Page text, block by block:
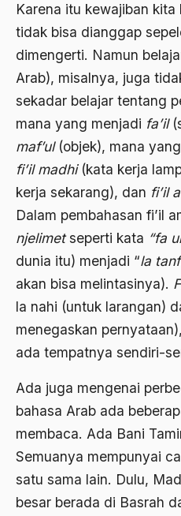
Karena itu kewajiban
tidak bisa dianggap
dimengerti. Namun
Arab), misalnya, juga
sekadar belajar tentang
mana yang menjadi fa’il
maf’ul(objek), mana
fi’il madhi (kata kerja
kerja sekarang), dan fi’il
Dalam pembahasan fi’il
njelimetseperti kata “fa
dunia itu) menjadi “la
akan bisa melintasinya).
la nahi (untuk larangan)
menegaskan
ada tempatnya sendiri-
Ada juga mengenai
bahasa Arab ada
membaca. Ada Bani
Semuanya mempunyai
satu sama lain. Dulu,
besar berada di Basrah
1994
1993
1992
1991
1990
1989
1988
1987
1986
1984
1983
1982
1981
1979
Ad-daulah
Adagium
Adaptif Islam
Adat dan Syari'at
Adat Ngada
Adat Siri
Adi Sasono
Adipati Unus
Administrasi Negara
Adnan Buyung Nasution
Adopsi
Advisors
Aera-Europa